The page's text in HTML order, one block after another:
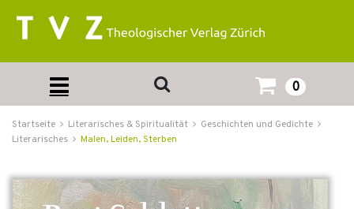
0
Startseite Literarisches & Spiritualität
Geschichten und Gedichte
Literarisches
Malen, Leiden, Sterben